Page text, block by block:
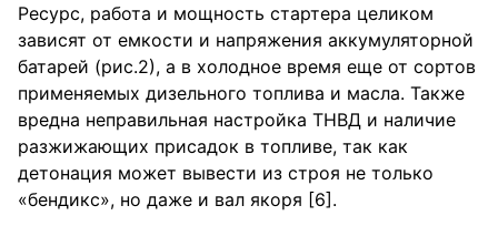
Ресурс, работа и мощность стартера целиком
зависят от емкости и напряжения аккумуляторной
батарей (рис.2), а в холодное время еще от сортов
применяемых дизельного топлива и масла. Также
вредна неправильная настройка ТНВД и наличие
разжижающих присадок в топливе, так как
детонация может вывести из строя не только
«бендикс», но даже и вал якоря [6].